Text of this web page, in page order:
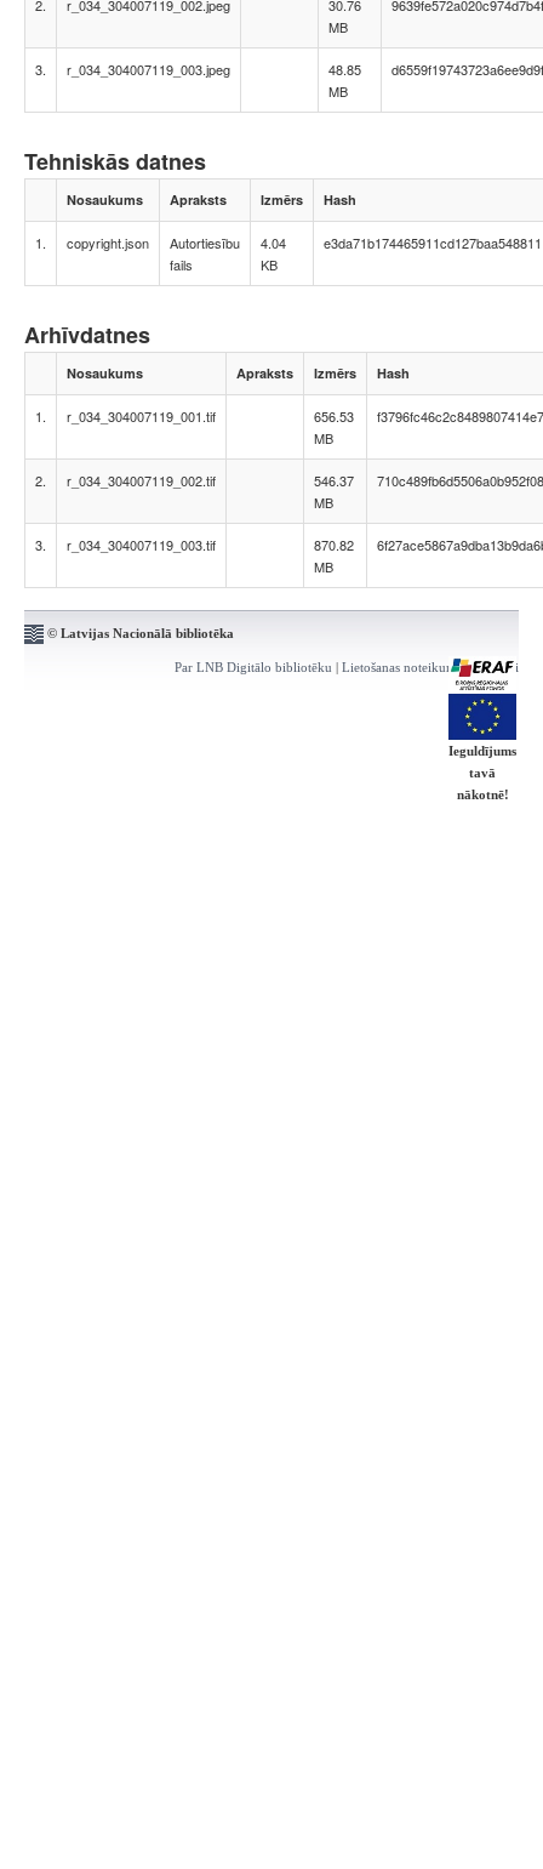
2. r_034_304007119_002.jpeg
30.76
MB
3. r_034_304007119_003.jpeg
48.85
MB
Tehniskās datnes
Nosaukums Apraksts Izmērs Hash
1. copyright.json
Autortiesību
fails
4.04
KB
Arhīvdatnes
Nosaukums Apraksts Izmērs Hash
1. r_034_304007119_001.tif
656.53
MB
2. r_034_304007119_002.tif
546.37
MB
3. r_034_304007119_003.tif
870.82
MB
© Latvijas Nacionālā bibliotēka
Par LNB Digitālo bibliotēku | Lietošanas noteikumi | Kontakti
Ieguldījums
tavā
nākotnē!